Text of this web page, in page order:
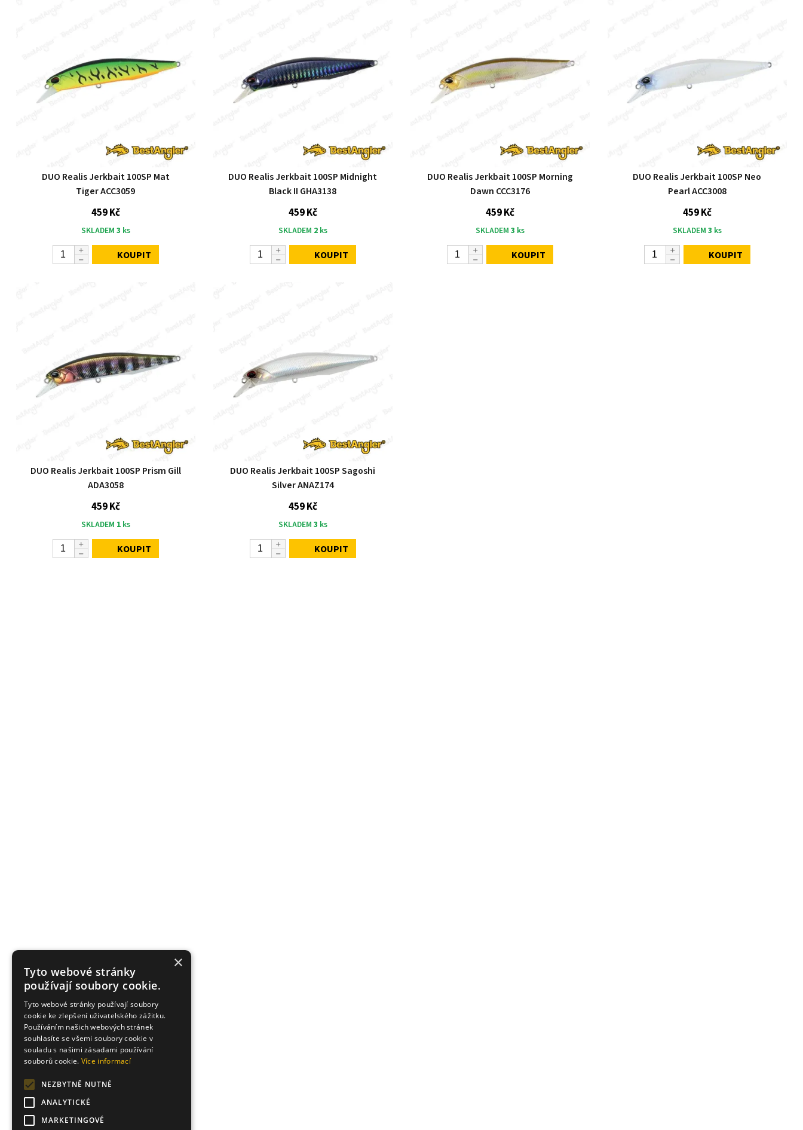
DUO Realis Jerkbait 100SP Mat
Tiger ACC3059
459 Kč
SKLADEM 3 ks
KOUPIT
DUO Realis Jerkbait 100SP Midnight
Black II GHA3138
459 Kč
SKLADEM 2 ks
KOUPIT
DUO Realis Jerkbait 100SP Morning
Dawn CCC3176
459 Kč
SKLADEM 3 ks
KOUPIT
DUO Realis Jerkbait 100SP Neo
Pearl ACC3008
459 Kč
SKLADEM 3 ks
KOUPIT
DUO Realis Jerkbait 100SP Prism Gill
ADA3058
459 Kč
SKLADEM 1 ks
KOUPIT
DUO Realis Jerkbait 100SP Sagoshi
Silver ANAZ174
459 Kč
SKLADEM 3 ks
KOUPIT
×
Tyto webové stránky
používají soubory cookie.
Tyto webové stránky používají soubory
cookie ke zlepšení uživatelského zážitku.
Používáním našich webových stránek
souhlasíte se všemi soubory cookie v
souladu s našimi zásadami používání
souborů cookie. Více informací
NEZBYTNĚ NUTNÉ
ANALYTICKÉ
MARKETINGOVÉ